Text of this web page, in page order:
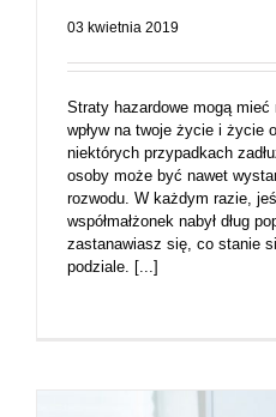
03 kwietnia 2019
Straty hazardowe mogą
wpływ na twoje życie i życie
niektórych przypadkach
osoby może być nawet
rozwodu. W każdym razie,
współmałżonek nabył dług
zastanawiasz się, co stanie
podziale. [...]